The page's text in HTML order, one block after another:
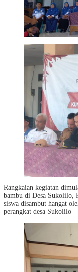
Rangkaian kegiatan
bambu di Desa Sukolilo,
siswa disambut hangat
perangkat desa Sukolilo